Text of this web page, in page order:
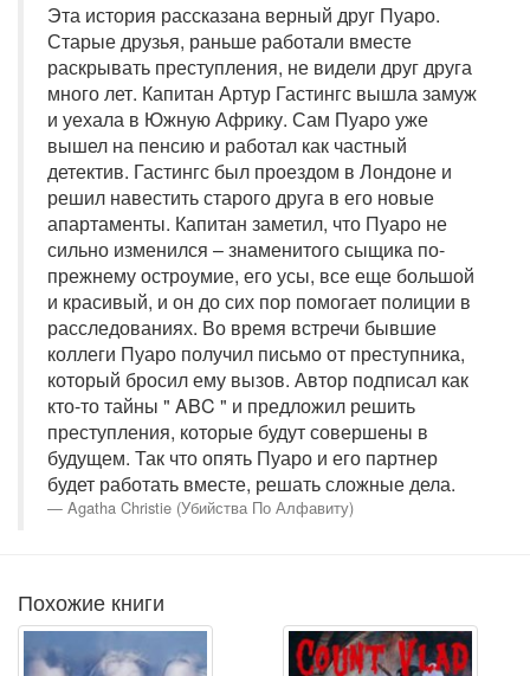
Эта история рассказана верный друг Пуаро.
Старые друзья, раньше работали вместе
раскрывать преступления, не видели друг друга
много лет. Капитан Артур Гастингс вышла замуж
и уехала в Южную Африку. Сам Пуаро уже
вышел на пенсию и работал как частный
детектив. Гастингс был проездом в Лондоне и
решил навестить старого друга в его новые
апартаменты. Капитан заметил, что Пуаро не
сильно изменился – знаменитого сыщика по-
прежнему остроумие, его усы, все еще большой
и красивый, и он до сих пор помогает полиции в
расследованиях. Во время встречи бывшие
коллеги Пуаро получил письмо от преступника,
который бросил ему вызов. Автор подписал как
кто-то тайны " ABC " и предложил решить
преступления, которые будут совершены в
будущем. Так что опять Пуаро и его партнер
будет работать вместе, решать сложные дела.
Agatha Christie (Убийства По Алфавиту)
Похожие книги